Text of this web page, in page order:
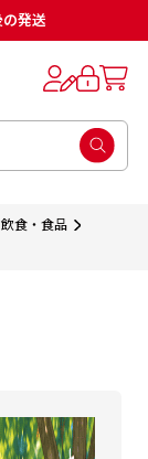
発送
飲食・食品